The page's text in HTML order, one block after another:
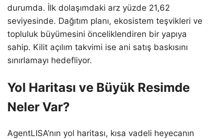
durumda. İlk dolaşımdaki arz yüzde 21,62
seviyesinde. Dağıtım planı, ekosistem teşvikleri ve
topluluk büyümesini önceliklendiren bir yapıya
sahip. Kilit açılım takvimi ise ani satış baskısını
sınırlamayı hedefliyor.
Yol Haritası ve Büyük Resimde
Neler Var?
AgentLISA’nın yol haritası, kısa vadeli heyecanın